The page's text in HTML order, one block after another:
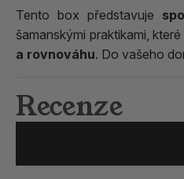
Tento box představuje
šamanskými praktikami, které
a rovnováhu. Do vašeho
Recenze